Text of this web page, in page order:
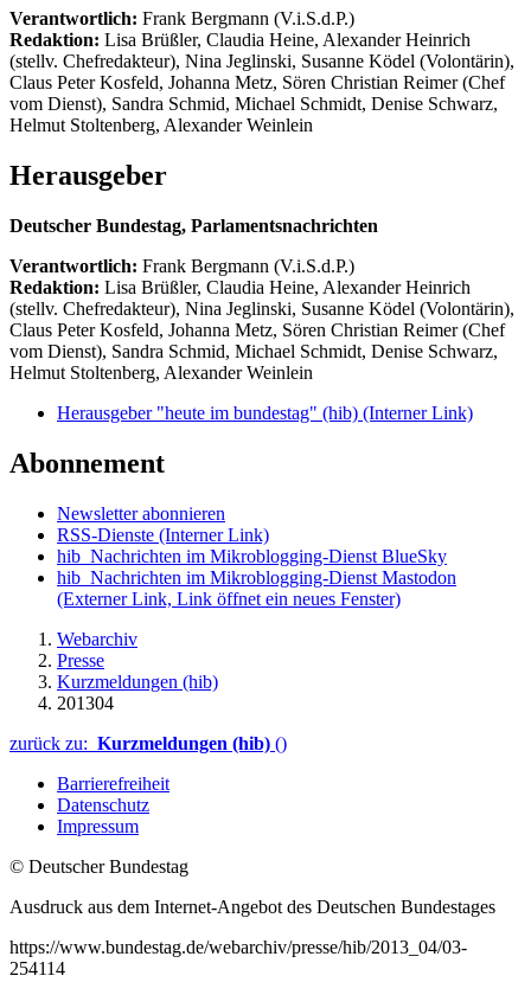
Verantwortlich: Frank Bergmann (V.i.S.d.P.)
Redaktion: Lisa Brüßler, Claudia Heine, Alexander Heinrich
(stellv. Chefredakteur), Nina Jeglinski, Susanne Ködel (Volontärin),
Claus Peter Kosfeld, Johanna Metz, Sören Christian Reimer (Chef
vom Dienst), Sandra Schmid, Michael Schmidt, Denise Schwarz,
Helmut Stoltenberg, Alexander Weinlein
Herausgeber
Deutscher Bundestag, Parlamentsnachrichten
Verantwortlich: Frank Bergmann (V.i.S.d.P.)
Redaktion: Lisa Brüßler, Claudia Heine, Alexander Heinrich
(stellv. Chefredakteur), Nina Jeglinski, Susanne Ködel (Volontärin),
Claus Peter Kosfeld, Johanna Metz, Sören Christian Reimer (Chef
vom Dienst), Sandra Schmid, Michael Schmidt, Denise Schwarz,
Helmut Stoltenberg, Alexander Weinlein
Herausgeber "heute im bundestag" (hib) (Interner Link)
Abonnement
Newsletter abonnieren
RSS-Dienste (Interner Link)
hib_Nachrichten im Mikroblogging-Dienst BlueSky
hib_Nachrichten im Mikroblogging-Dienst Mastodon
(Externer Link, Link öffnet ein neues Fenster)
Webarchiv
Presse
Kurzmeldungen (hib)
201304
zurück zu: Kurzmeldungen (hib) ()
Barrierefreiheit
Datenschutz
Impressum
© Deutscher Bundestag
Ausdruck aus dem Internet-Angebot des Deutschen Bundestages
https://www.bundestag.de/webarchiv/presse/hib/2013_04/03-
254114